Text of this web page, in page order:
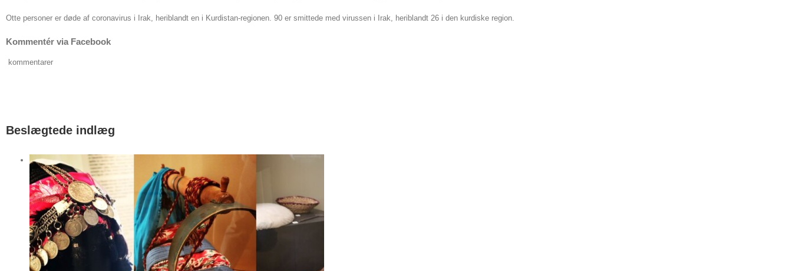
Otte personer er døde af coronavirus i Irak, heriblandt en i Kurdistan-regionen. 90 er smittede med virussen i Irak, heriblandt 26 i den kurdiske region.
Kommentér via Facebook
kommentarer
Beslægtede indlæg